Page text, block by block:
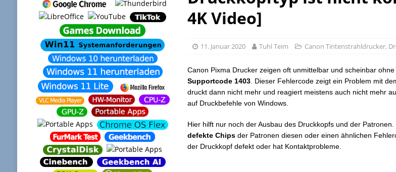
4K Video]
11. Januar 2020 Tuhl Teim Canon Tintenstrahldrucker,
Canon Pixma Drucker zeigen oft unmittelbar und scheinbar
Supportcode 1403 . Dieser Fehlercode zeigt ein Problem mit
druckt dann nicht mehr und reagiert meistens auch nicht mehr
auf Druckbefehle von Windows.
Hier hilft nur noch der Ausbau des Druckkopfs und der
defekte Chips der Patronen diesen oder einen ähnlichen
der Druckkopf defekt oder hat Kontaktprobleme.